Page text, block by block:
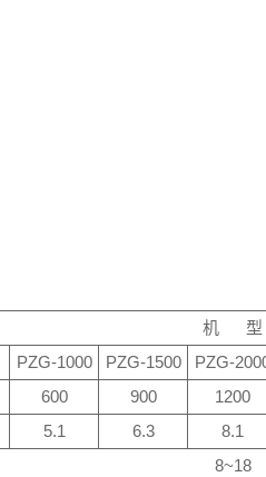
机 型
PZG-1000 PZG-1500
PZG-
600 900
1200
5.1 6.3
8.1
8~18